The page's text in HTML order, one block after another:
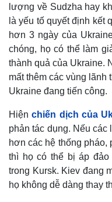
lượng về Sudzha hay
là yếu tố quyết định kết
hơn 3 ngày của
chóng, họ có thể làm
thành quả của Ukraine.
mất thêm các vùng lãnh
Ukraine đang tiến công.
Hiệnchiến dịch của
phản tác dụng. Nếu
hơn các hệ thống pháo,
thì họ có thể bị áp
trong Kursk. Kiev đang
họ không dễ dàng thay